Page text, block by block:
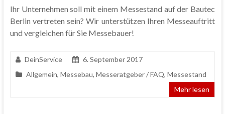
Ihr Unternehmen soll mit einem Messestand auf der Bautec
Berlin vertreten sein? Wir unterstützen Ihren Messeauftritt
und vergleichen für Sie Messebauer!
DeinService
6. September 2017
Allgemein, Messebau, Messeratgeber / FAQ, Messestand
Mehr lesen